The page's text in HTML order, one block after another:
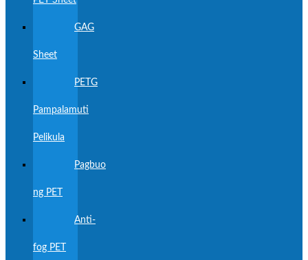
GAG
Sheet
PETG
Pampalamuti
Pelikula
Pagbuo
ng PET
Anti-
fog PET